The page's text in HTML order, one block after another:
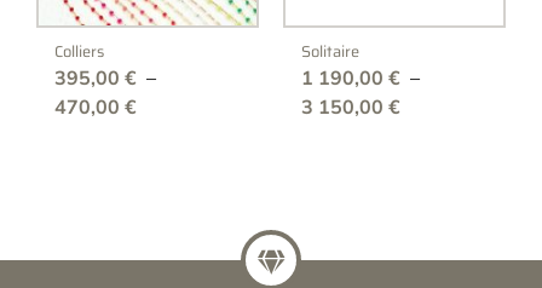
Colliers
395,00 € –
470,00 €
Solitaire
1 190,00 € –
3 150,00 €